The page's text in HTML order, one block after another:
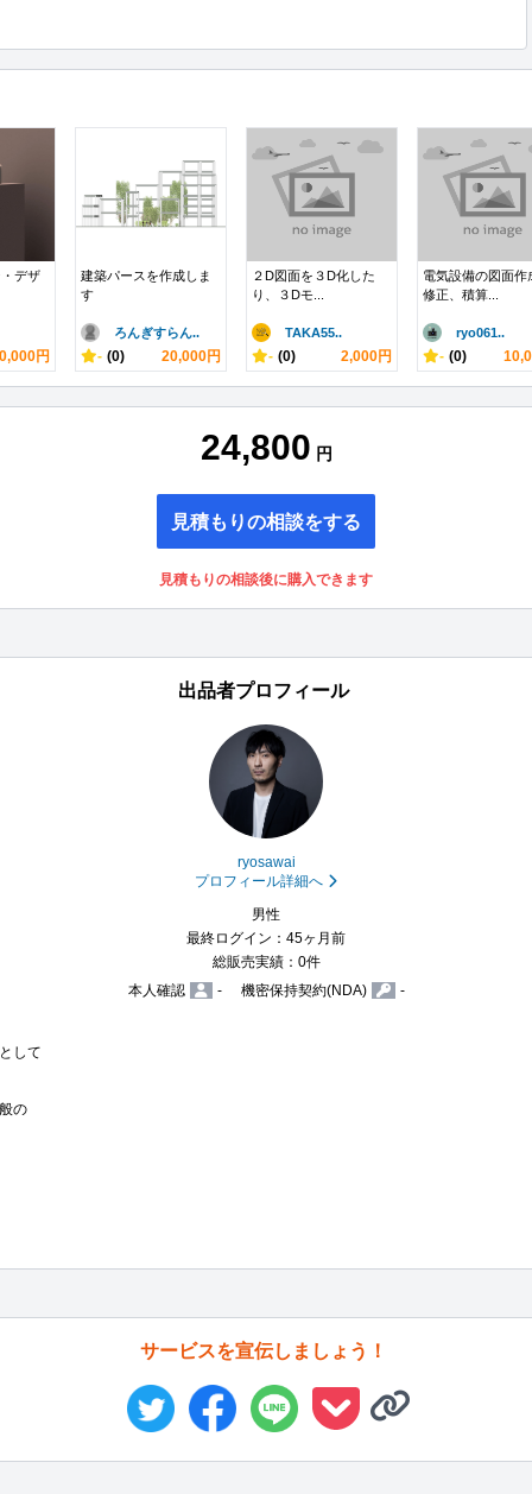
デザ
円
建築パースを作成しま
す
ろんぎすらん..
- (0) 20,000円
２D図面を３D化した
り、３Dモ...
TAKA55..
- (0) 2,000円
電気設備の図面作
修正、積算...
ryo061..
- (0)
24,800 円
見積もりの相談をする
見積もりの相談後に購入できます
出品者プロフィール
ryosawai
プロフィール詳細へ
男性
最終ログイン：45ヶ月前
総販売実績：0件
本人確認
- 機密保持契約(NDA) -
して
の
サービスを宣伝しましょう！